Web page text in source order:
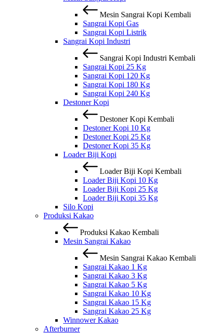
Mesin Sangrai Kopi Kembali
Sangrai Kopi Gas
Sangrai Kopi Listrik
Sangrai Kopi Industri
Sangrai Kopi Industri Kembali
Sangrai Kopi 25 Kg
Sangrai Kopi 120 Kg
Sangrai Kopi 180 Kg
Sangrai Kopi 240 Kg
Destoner Kopi
Destoner Kopi Kembali
Destoner Kopi 10 Kg
Destoner Kopi 25 Kg
Destoner Kopi 35 Kg
Loader Biji Kopi
Loader Biji Kopi Kembali
Loader Biji Kopi 10 Kg
Loader Biji Kopi 25 Kg
Loader Biji Kopi 35 Kg
Silo Kopi
Produksi Kakao
Produksi Kakao Kembali
Mesin Sangrai Kakao
Mesin Sangrai Kakao Kembali
Sangrai Kakao 1 Kg
Sangrai Kakao 3 Kg
Sangrai Kakao 5 Kg
Sangrai Kakao 10 Kg
Sangrai Kakao 15 Kg
Sangrai Kakao 25 Kg
Winnower Kakao
Afterburner